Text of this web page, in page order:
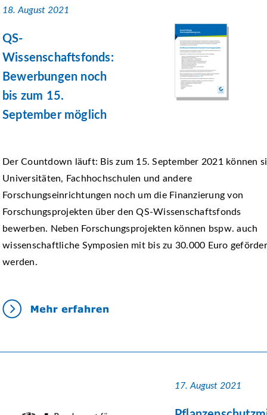
18. August 2021
QS-
Wissenschaftsfonds:
Bewerbungen noch
bis zum 15.
September möglich
Der Countdown läuft: Bis zum 15. September 2021 können
Universitäten, Fachhochschulen und andere
Forschungseinrichtungen noch um die Finanzierung von
Forschungsprojekten über den QS-Wissenschaftsfonds
bewerben. Neben Forschungsprojekten können bspw. auch
wissenschaftliche Symposien mit bis zu 30.000 Euro
werden.
17. August 2021